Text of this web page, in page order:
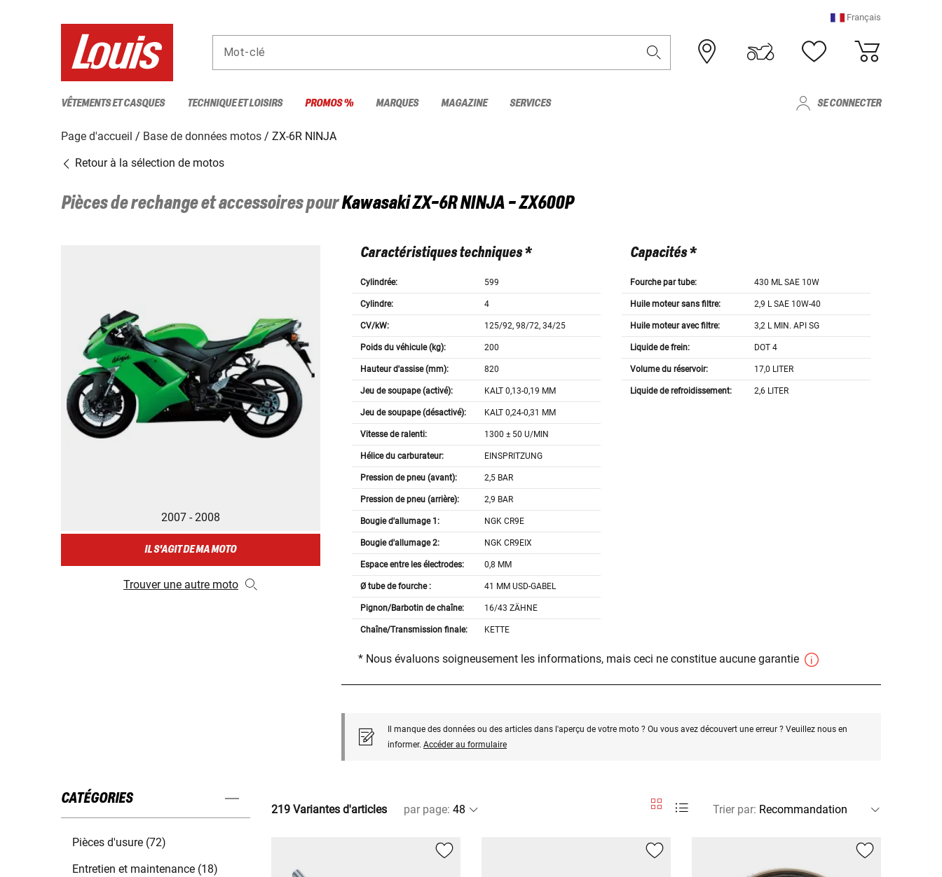
Français
Mot-clé
VÊTEMENTS ET CASQUES TECHNIQUE ET LOISIRS PROMOS % MARQUES MAGAZINE SERVICES SE CONNECTER
Page d'accueil Base de données motos
ZX-6R NINJA
Retour à la sélection de motos
Pièces de rechange et accessoires pourKawasakiZX-6R NINJA - ZX600P
2007 - 2008
IL S'AGIT DE MA MOTO
Trouver une autre moto
Caractéristiques techniques *
Cylindrée: 599
Cylindre: 4
CV/kW: 125/92, 98/72, 34/25
Poids du véhicule (kg): 200
Hauteur d'assise (mm): 820
Jeu de soupape (activé): KALT 0,13-0,19 MM
Jeu de soupape (désactivé): KALT 0,24-0,31 MM
Vitesse de ralenti: 1300 ± 50 U/MIN
Hélice du carburateur: EINSPRITZUNG
Pression de pneu (avant): 2,5 BAR
Pression de pneu (arrière): 2,9 BAR
Bougie d'allumage 1: NGK CR9E
Bougie d'allumage 2: NGK CR9EIX
Espace entre les électrodes: 0,8 MM
Ø tube de fourche : 41 MM USD-GABEL
Pignon/Barbotin de chaîne: 16/43 ZÄHNE
Chaîne/Transmission finale: KETTE
Capacités *
Fourche par tube: 430 ML SAE 10W
Huile moteur sans filtre: 2,9 L SAE 10W-40
Huile moteur avec filtre: 3,2 L MIN. API SG
Liquide de frein: DOT 4
Volume du réservoir: 17,0 LITER
Liquide de refroidissement: 2,6 LITER
* Nous évaluons soigneusement les informations, mais ceci ne constitue aucune garantie
Il manque des données ou des articles dans l'aperçu de votre moto ? Ou vous avez découvert une erreur ? Veuillez nous en
informer. Accéder au formulaire
CATÉGORIES
Pièces d'usure (72)
Entretien et maintenance (18)
219 Variantes d'articles par page: Trier par: